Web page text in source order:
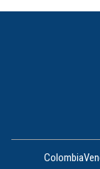
8
Colombia